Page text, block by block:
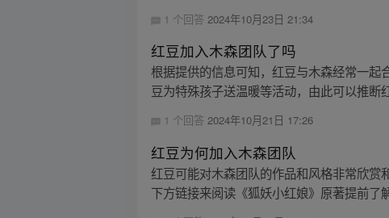
1 个回答2024年10月23日 21:34
红豆加入木森团队了吗
根据提供的信息可知，红豆与木森经常一
豆为特殊孩子送温暖等活动，由此可以推断
1 个回答2024年10月21日 17:26
红豆为何加入木森团队
红豆可能对木森团队的作品和风格非常欣
下方链接来阅读《狐妖小红娘》原著提前了